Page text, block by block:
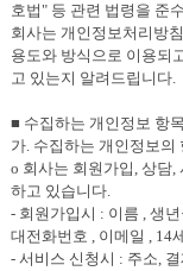
호법" 등 관련 법령을 준
회사는 개인정보처리방
용도와 방식으로 이용되
고 있는지 알려드립니다.
■ 수집하는 개인정보 항
가. 수집하는 개인정보의
o 회사는 회원가입, 상담,
하고 있습니다.
- 회원가입시 : 이름 , 생
대전화번호 , 이메일 , 14
- 서비스 신청시 : 주소,